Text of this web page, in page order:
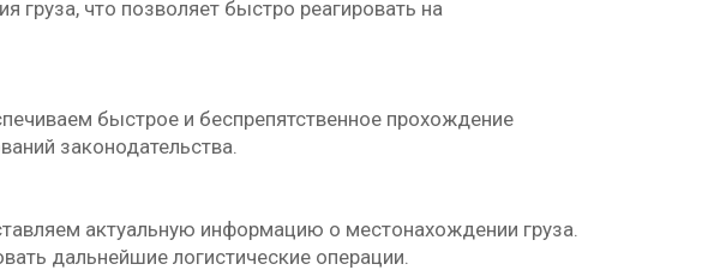
что позволяет быстро реагировать на
быстрое и беспрепятственное прохождение
законодательства.
актуальную информацию о местонахождении груза.
дальнейшие логистические операции.